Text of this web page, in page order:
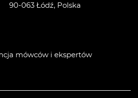
mówców i ekspertów
90-063 Łódź, Polska